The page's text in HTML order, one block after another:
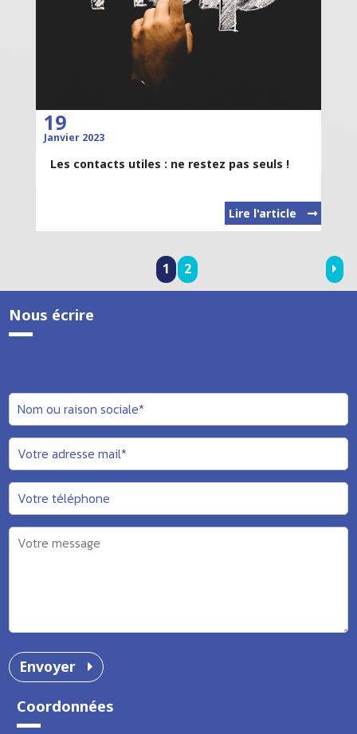
19
Janvier 2023
Les contacts utiles : ne restez pas seuls !
Lire l'article
1 2
Nous écrire
Envoyer
Coordonnées